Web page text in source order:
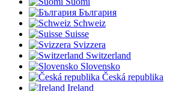
България
Schweiz
Suisse
Svizzera
Switzerland
Slovensko
Česká republika
Ireland